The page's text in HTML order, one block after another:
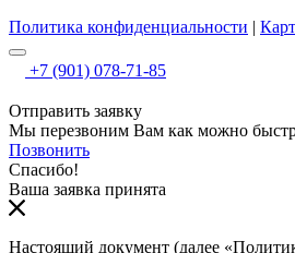
Политика конфиденциальности |
+7 (901) 078-71-85
Отправить заявку
Мы перезвоним Вам как можно
Позвонить
Спасибо!
Ваша заявка принята
Настоящий документ (далее